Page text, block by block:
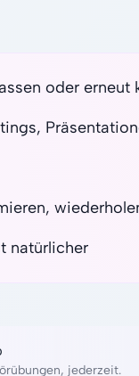
oder erneut
natürlicher
jederzeit.